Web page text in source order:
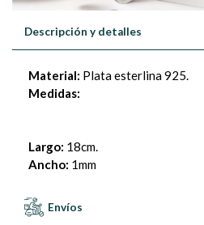
Descripción y detalles
Material: Plata esterlina 925.
Medidas:
Largo: 18cm.
Ancho: 1mm
Envíos